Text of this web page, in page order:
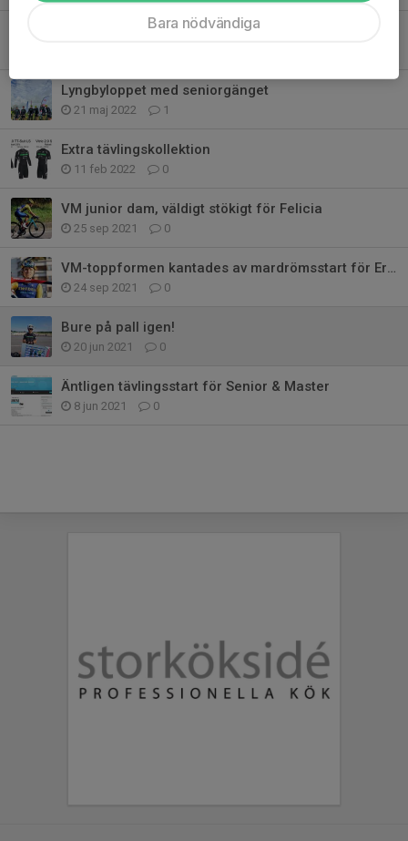
Träningsläger CK Bure 2023
Lyngbyloppet med seniorgänget
21 maj 2022 1
Extra tävlingskollektion
11 feb 2022 0
VM junior dam, väldigt stökigt för Felicia
25 sep 2021 0
VM-toppformen kantades av mardrömsstart för Eric
24 sep 2021 0
Bure på pall igen!
20 jun 2021 0
Äntligen tävlingsstart för Senior & Master
8 jun 2021 0
Bara nödvändiga